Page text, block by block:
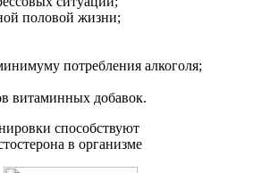
половой жизни;
потребления алкоголя;
витаминных добавок.